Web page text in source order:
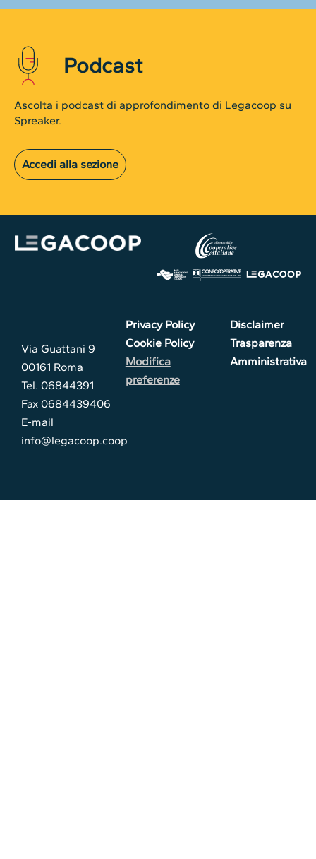
Podcast
Ascolta i podcast di approfondimento di Legacoop su
Spreaker.
Accedi alla sezione
Via Guattani 9
00161 Roma
Tel. 06844391
Fax 0684439406
E-mail
info@legacoop.coop
Privacy Policy
Cookie Policy
Modifica
preferenze
Disclaimer
Trasparenza
Amministrativa